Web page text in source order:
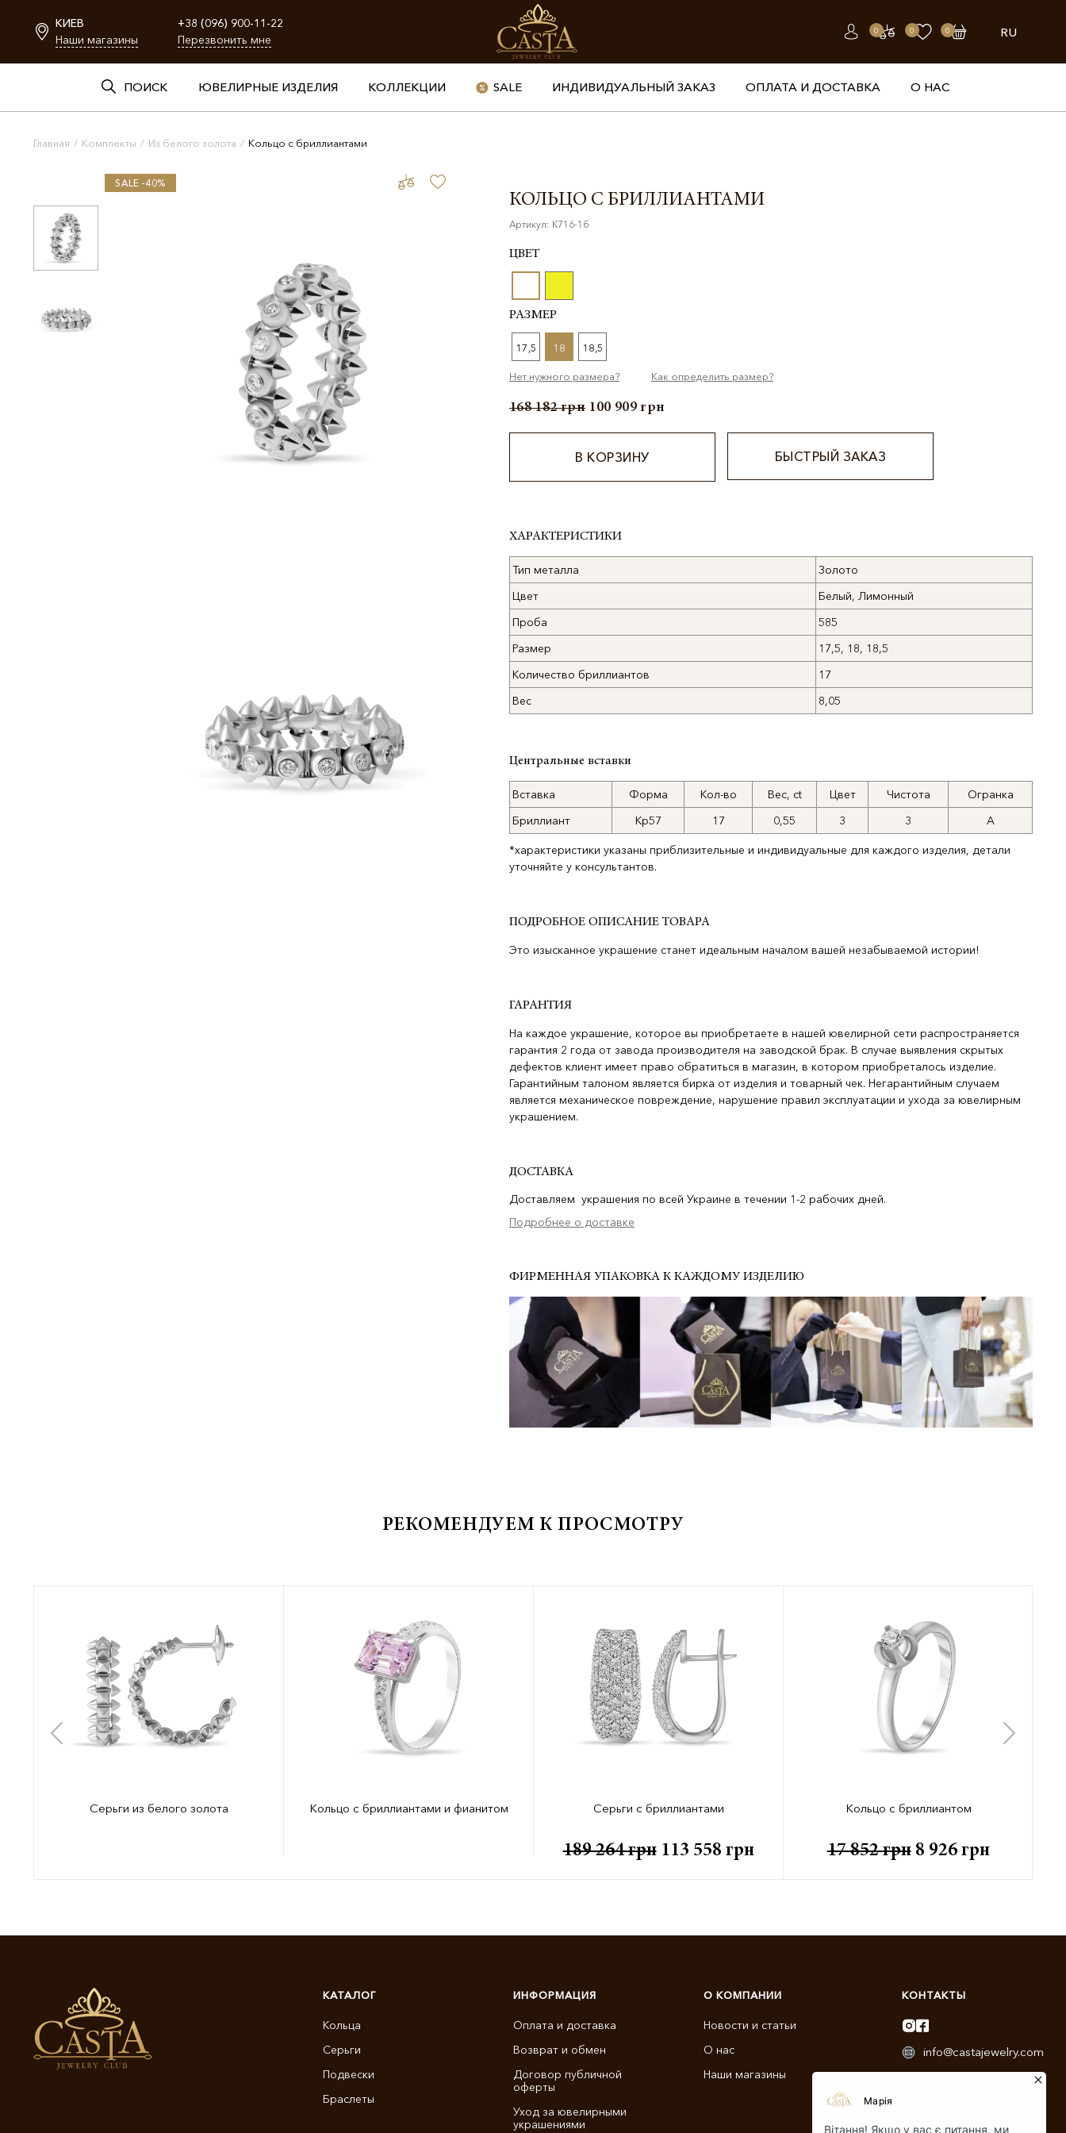
КИЕВ
Наши магазины
+38 (096) 900-11-22
Перезвонить мне
0 0 0 RU
ПОИСК ЮВЕЛИРНЫЕ ИЗДЕЛИЯ КОЛЛЕКЦИИ SALE ИНДИВИДУАЛЬНЫЙ ЗАКАЗ ОПЛАТА И ДОСТАВКА О НАС
Главная / Комплекты / Из белого золота / Кольцо с бриллиантами
SALE -40%
КОЛЬЦО С БРИЛЛИАНТАМИ
Артикул: К716-1б
ЦВЕТ
РАЗМЕР
17,5 18 18,5
Нет нужного размера? Как определить размер?
168 182грн 100 909грн
В КОРЗИНУ БЫСТРЫЙ ЗАКАЗ
ХАРАКТЕРИСТИКИ
Тип металла
Золото
Цвет
Белый, Лимонный
Проба
585
Размер
17,5, 18, 18,5
Количество бриллиантов
17
Вес
8,05
Центральные вставки
Вставка Форма Кол-во Вес, ct Цвет Чистота
Огранка
Бриллиант
Кр57 17 0,55 3 3 А
*характеристики указаны приблизительные и индивидуальные для каждого изделия, детали
уточняйте у консультантов.
ПОДРОБНОЕ ОПИСАНИЕ ТОВАРА
Это изысканное украшение станет идеальным началом вашей незабываемой истории!
ГАРАНТИЯ
На каждое украшение, которое вы приобретаете в нашей ювелирной сети распространяется
гарантия 2 года от завода производителя на заводской брак. В случае выявления скрытых
дефектов клиент имеет право обратиться в магазин, в котором приобреталось изделие.
Гарантийным талоном является бирка от изделия и товарный чек. Негарантийным случаем
является механическое повреждение, нарушение правил эксплуатации и ухода за ювелирным
украшением.
ДОСТАВКА
Доставляем украшения по всей Украине в течении 1-2 рабочих дней.
Подробнее о доставке
ФИРМЕННАЯ УПАКОВКА К КАЖДОМУ ИЗДЕЛИЮ
РЕКОМЕНДУЕМ К ПРОСМОТРУ
Серьги из белого золота Кольцо с бриллиантами и фианитом Серьги с бриллиантами
189 264грн 113 558 грн
Кольцо с бриллиантом
17 852грн 8 926 грн
КАТАЛОГ
Кольца
Серьги
Подвески
Браслеты
ИНФОРМАЦИЯ
Оплата и доставка
Возврат и обмен
Договор публичной
оферты
Уход за ювелирными
украшениями
О КОМПАНИИ
Новости и статьи
О нас
Наши магазины
КОНТАКТЫ
info@castajewelry.com